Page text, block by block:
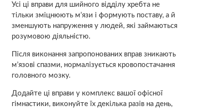
Усі ці вправи для шийного відділу хребта не
тільки зміцнюють м’язи і формують поставу, а й
зменшують напруження у людей, які займаються
розумовою діяльністю.
Після виконання запропонованих вправ зникають
м’язові спазми, нормалізується кровопостачання
головного мозку.
Додайте ці вправи у комплекс вашої офісної
гімнастики, виконуйте їх декілька разів на день,